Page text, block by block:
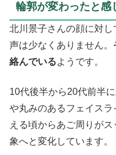
輪郭が変わったと感
北川景子さんの顔に対
声は少なくありません。
絡んでいるようです。
10代後半から20代前半
や丸みのあるフェイス
える頃からあご周りが
象へと変化しています。